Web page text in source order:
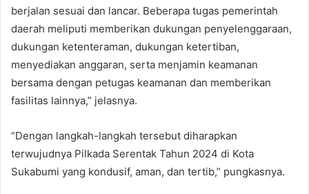
berjalan sesuai dan lancar. Beberapa tugas pemerintah
daerah meliputi memberikan dukungan penyelenggaraan,
dukungan ketenteraman, dukungan ketertiban,
menyediakan anggaran, serta menjamin keamanan
bersama dengan petugas keamanan dan memberikan
fasilitas lainnya,” jelasnya.
“Dengan langkah-langkah tersebut diharapkan
terwujudnya Pilkada Serentak Tahun 2024 di Kota
Sukabumi yang kondusif, aman, dan tertib,” pungkasnya.